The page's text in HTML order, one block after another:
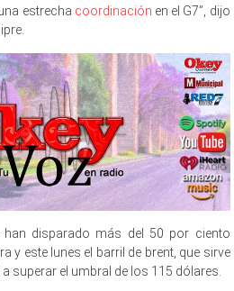
estrecha coordinación en el G7”, dijo
han disparado más del 50 por ciento
y este lunes el barril de brent, que sirve
superar el umbral de los 115 dólares.